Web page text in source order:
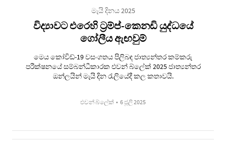
මැයි දිනය 2025
විද්‍යාවට එරෙහි ට්‍රම්ප්-කෙනඩි යුද්ධයේ
ගෝලීය ඇඟවුම්
මෙය කෝවිඩ්-19 වසංගතය පිලිබඳ ජාත්‍යන්තර කම්කරු
පරීක්ෂනයේ සම්බන්ධීකාරක එවන් බ්ලේක් 2025 ජාත්‍යන්තර
ඔන්ලයින් මැයි දින රැලියේදී කල කතාවයි.
එවන් බ්ලේක් • 6 ජූලි 2025